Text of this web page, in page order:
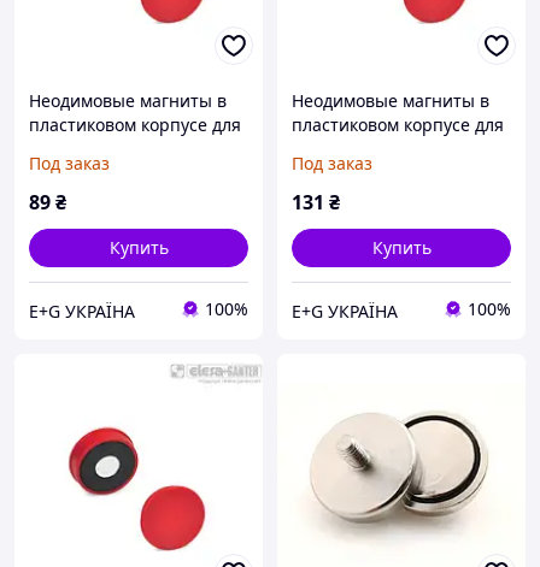
Неодимовые магниты в
пластиковом корпусе для
доскам F 10-35 Н GN 53.1-
ND-18-WS
Под заказ
89₴
Купить
E+G УКРАЇНА 100%
Неодимовые магниты в
пластиковом корпусе для
доскам F 10-35 Н GN 53.1-
ND-25-GR
Под заказ
131 ₴
Купить
E+G УКРАЇНА 100%